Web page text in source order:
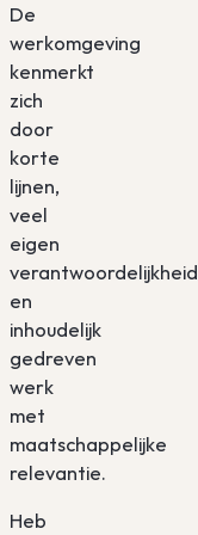
De
werkomgeving
kenmerkt
zich
door
korte
lijnen,
veel
eigen
verantwoordelijkheid
en
inhoudelijk
gedreven
werk
met
maatschappelijke
relevantie.
Heb